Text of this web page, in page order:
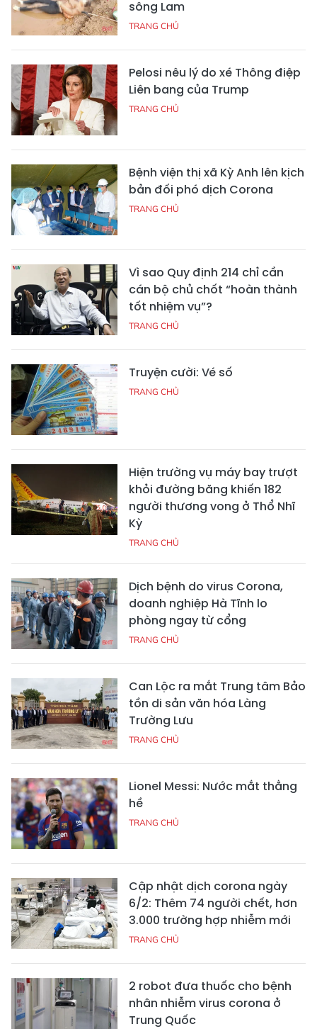
sông Lam
TRANG CHỦ
Pelosi nêu lý do xé Thông điệp
Liên bang của Trump
TRANG CHỦ
Bệnh viện thị xã Kỳ Anh lên kịch
bản đối phó dịch Corona
TRANG CHỦ
Vì sao Quy định 214 chỉ cần
cán bộ chủ chốt “hoàn thành
tốt nhiệm vụ”?
TRANG CHỦ
Truyện cười: Vé số
TRANG CHỦ
Hiện trường vụ máy bay trượt
khỏi đường băng khiến 182
người thương vong ở Thổ Nhĩ
Kỳ
TRANG CHỦ
Dịch bệnh do virus Corona,
doanh nghiệp Hà Tĩnh lo
phòng ngay từ cổng
TRANG CHỦ
Can Lộc ra mắt Trung tâm Bảo
tồn di sản văn hóa Làng
Trường Lưu
TRANG CHỦ
Lionel Messi: Nước mắt thằng
hề
TRANG CHỦ
Cập nhật dịch corona ngày
6/2: Thêm 74 người chết, hơn
3.000 trường hợp nhiễm mới
TRANG CHỦ
2 robot đưa thuốc cho bệnh
nhân nhiễm virus corona ở
Trung Quốc